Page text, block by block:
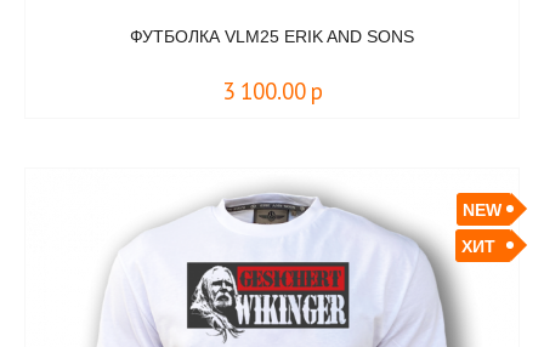
ФУТБОЛКА VLM25 ERIK AND SONS
3 100.00 р
NEW
ХИТ